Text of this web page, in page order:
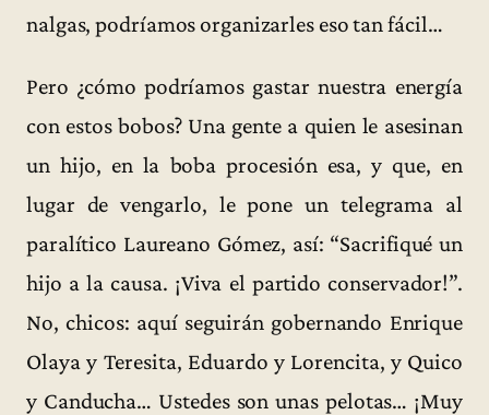
nalgas, podríamos organizarles eso tan fácil…
Pero ¿cómo podríamos gastar nuestra energía
con estos bobos? Una gente a quien le asesinan
un hijo, en la boba procesión esa, y que, en
lugar de vengarlo, le pone un telegrama al
paralítico Laureano Gómez, así: “Sacrifiqué un
hijo a la causa. ¡Viva el partido conservador!”.
No, chicos: aquí seguirán gobernando Enrique
Olaya y Teresita, Eduardo y Lorencita, y Quico
y Canducha… Ustedes son unas pelotas… ¡Muy